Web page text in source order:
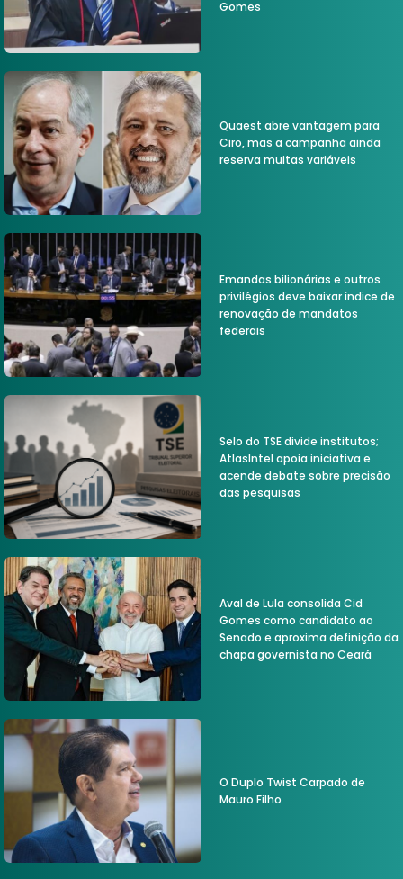
Gomes
Quaest abre vantagem para
Ciro, mas a campanha ainda
reserva muitas variáveis
Emandas bilionárias e outros
privilégios deve baixar índice de
renovação de mandatos
federais
Selo do TSE divide institutos;
AtlasIntel apoia iniciativa e
acende debate sobre precisão
das pesquisas
Aval de Lula consolida Cid
Gomes como candidato ao
Senado e aproxima definição da
chapa governista no Ceará
O Duplo Twist Carpado de
Mauro Filho